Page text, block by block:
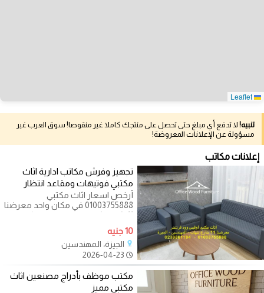
تنبيه! لا تدفع أي مبلغ حتى تحصل على منتجك كاملا غير منقوصا! سوق العرب غير
مسؤولة عن الإعلانات المعروضة!
إعلانات مكاتب
تجهيز وفرش مكاتب ادارية اثاث
مكتبي فوتيهات ومقاعد انتظار
أرخص اسعار اثاث مكتبي
01003755888 في مكان واحد معرضنا
11 شارع شهاب المهندسين كراسي
مكتب ملونة اثاث مكتبي
10 جنيه
الجيزة، المهندسين
مكتب موظف بأدراج مصنعين اثاث
مكتبي مميز